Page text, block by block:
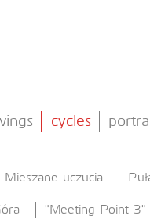
cycles
Mieszane uczucia
"Meeting Point 3"